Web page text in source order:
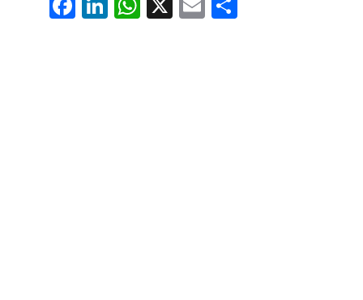
ce nk ha m